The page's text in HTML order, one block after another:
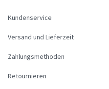
Kundenservice
Versand und Lieferzeit
Zahlungsmethoden
Retournieren